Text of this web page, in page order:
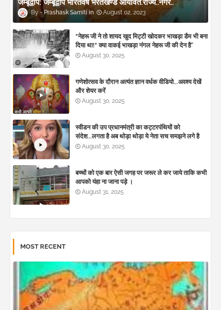
जम्बूद्वीप: जम्बूद्वीपे भारतवर्षे भरतखण्डे आर्यावर्ते.राज्ये..नगरे..
Prashask Samiti August 02, 2023
"नेहरू जी ने तो शायद खुद मिट्टी खोदकर भाखड़ा डैम भी बना
दिया था!" क्या वाकई भाखड़ा नंगल नेहरू जी की देन है”
August 30, 2025
गणेशोत्सव के दौरान अत्यंत ज्ञान वर्धक वीडियो...अवश्य देखें
और शेयर करें
August 30, 2025
स्वीडन की उप प्रधानमंत्री का कट्टरपंथियों को
संदेश...लगता है अब थोड़ा थोड़ा ये नेता सच समझने लगे है
August 30, 2025
बच्चों को एक बार ऐसी जगह पर जरूर ले कर जाये ताकि कभी
आपको यंहा ना जाना पड़े ।
August 31, 2025
MOST RECENT